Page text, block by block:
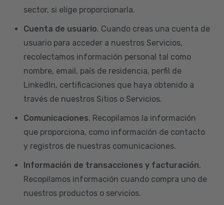
sector, si elige proporcionarla.
Cuenta de usuario. Cuando creas una cuenta de
usuario para acceder a nuestros Servicios,
recolectamos información personal tal como
nombre, email, país de residencia, perfil de
LinkedIn, certificaciones que haya obtenido a
través de nuestros Sitios o Servicios.
Comunicaciones. Recopilamos la información
que proporciona, como información de contacto
y registros de nuestras comunicaciones.
Información de transacciones y facturación.
Recopilamos información cuando compra uno de
nuestros productos o servicios.